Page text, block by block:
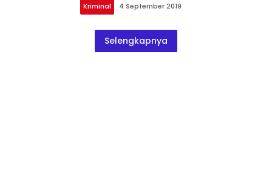
Kriminal 4 September 2019
Selengkapnya